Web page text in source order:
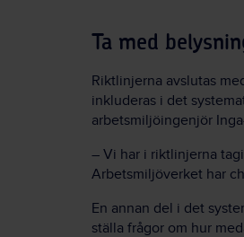
Ta med
Riktlinjerna avslutas
inkluderas i det
arbetsmiljöingenjör
– Vi har i riktlinjerna
Arbetsmiljöverket har
En annan del i det
ställa frågor om hur